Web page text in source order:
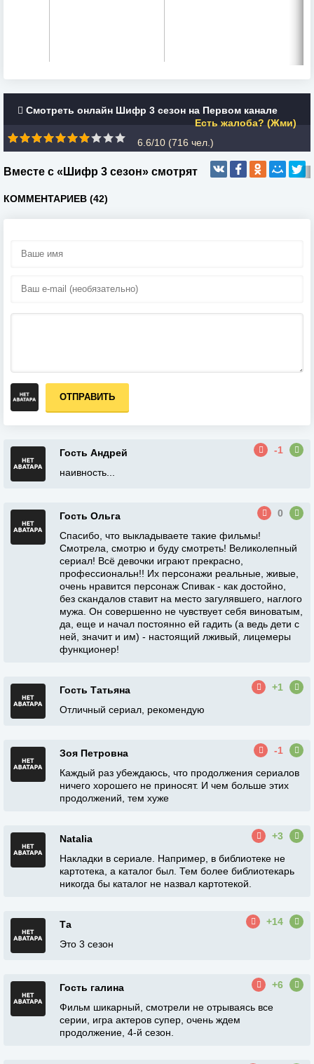
Смотреть онлайн Шифр 3 сезон на Первом канале
Есть жалоба? (Жми)
6.6/10 (716 чел.)
Вместе с «Шифр 3 сезон» смотрят
КОММЕНТАРИЕВ (42)
ОТПРАВИТЬ
Гость Андрей
-1
наивность...
Гость Ольга
0
Спасибо, что выкладываете такие фильмы!
Смотрела, смотрю и буду смотреть! Великолепный
сериал! Всё девочки играют прекрасно,
профессиональн!! Их персонажи реальные, живые,
очень нравится персонаж Спивак - как достойно,
без скандалов ставит на место загулявшего, наглого
мужа. Он совершенно не чувствует себя виноватым,
да, еще и начал постоянно ей гадить (а ведь дети с
ней, значит и им) - настоящий лживый, лицемеры
функционер!
Гость Татьяна
+1
Отличный сериал, рекомендую
Зоя Петровна
-1
Каждый раз убеждаюсь, что продолжения сериалов
ничего хорошего не приносят. И чем больше этих
продолжений, тем хуже
Natalia
+3
Накладки в сериале. Например, в библиотеке не
картотека, а каталог был. Тем более библиотекарь
никогда бы каталог не назвал картотекой.
Та
+14
Это 3 сезон
Гость галина
+6
Фильм шикарный, смотрели не отрываясь все
серии, игра актеров супер, очень ждем
продолжение, 4-й сезон.